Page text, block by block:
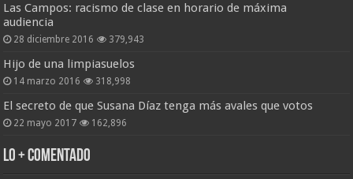
Las Campos: racismo de clase en horario de máxima
audiencia
28 diciembre 2016 379,943
Hijo de una limpiasuelos
14 marzo 2016 318,998
El secreto de que Susana Díaz tenga más avales que votos
22 mayo 2017 162,896
Lo + Comentado